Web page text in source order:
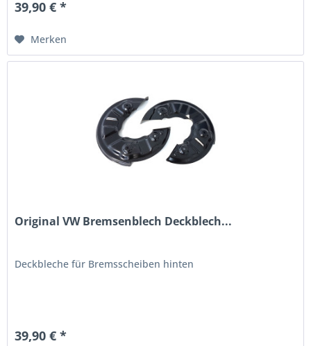
39,90 € *
Merken
Original VW Bremsenblech Deckblech...
Deckbleche für Bremsscheiben hinten
39,90 € *